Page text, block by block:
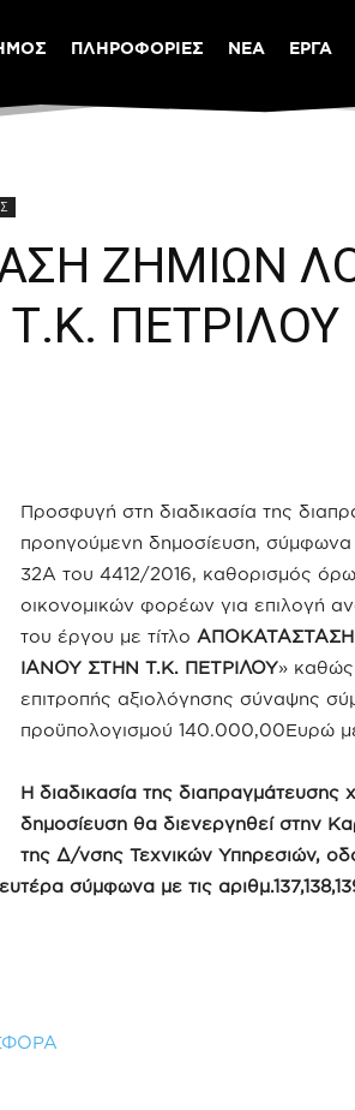
ΠΛΗΡΟΦΟΡΙΕΣ ΝΕΑ ΕΡΓΑ
ΖΗΜΙΩΝ
ΠΕΤΡΙΛΟΥ
Προσφυγή στη διαδικασία της
προηγούμενη δημοσίευση,
32Α του 4412/2016, καθορισμός
οικονομικών φορέων για επιλογή
του έργου με τίτλο
ΙΑΝΟΥ ΣΤΗΝ Τ.Κ. ΠΕΤΡΙΛΟΥ» καθώς
επιτροπής αξιολόγησης σύναψης
προϋπολογισμού 140.000,00Ευρώ
Η διαδικασία της διαπραγμάτευσης
δημοσίευση θα διενεργηθεί στην
της Δ/νσης Τεχνικών Υπηρεσιών,
σύμφωνα με τις